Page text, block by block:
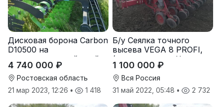
Дисковая борона Carbon
D10500 на
подпружиненной стойке
(3D)
4 740 000 ₽
Ростовская область
21 мар 2023, 12:26 • 1 418
Б/у Сеялка точного
высева VEGA 8 PROFI,
(производство Червона
Зирка), 2016 г., в
отличном состоянии
1 100 000 ₽
Вся Россия
31 май 2022, 05:48 • 2 732